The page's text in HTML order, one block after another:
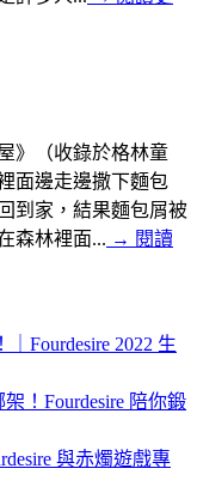
》（收錄於格林童
面邊走邊撒下麵包
到家，結果麵包屑被
森林裡面... → 閱讀
Fourdesire 2022 生
！Fourdesire 陪你鍛
與赤燭遊戲專